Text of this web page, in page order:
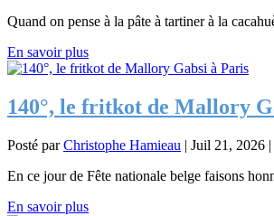
Quand on pense à la pâte à tartiner à la
En savoir plus
140°, le fritkot de Mallory
Posté parChristophe Hamieau | Juil 21, 2026 |
En ce jour de Fête nationale belge faisons
En savoir plus